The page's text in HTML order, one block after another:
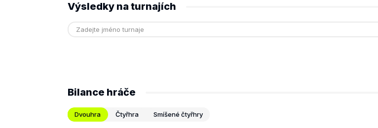
Výsledky na turnajích
Bilance hráče
Dvouhra Čtyřhra Smíšené čtyřhry